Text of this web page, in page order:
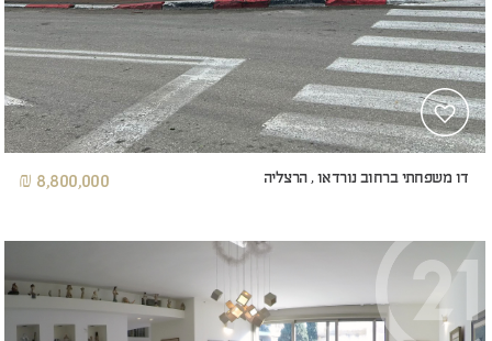
דו משפחתי ברחוב נורדאו , הרצליה 8,800,000 ₪